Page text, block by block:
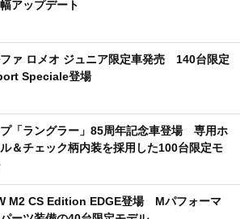
橋」誕生 BACSPOT発想の趣味共生レジ
「ステラ」改良モデル発表 運転支援機能
アップデート